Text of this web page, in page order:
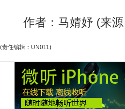
作者：马婧妤 (来源
(责任编辑：UN011)